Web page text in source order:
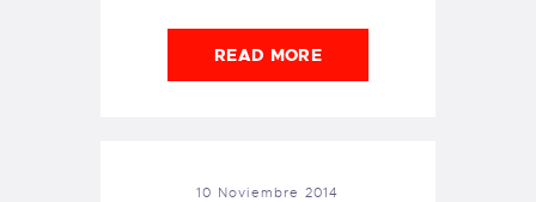
READ MORE
10 Noviembre 2014